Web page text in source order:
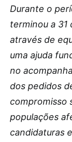
Durante o
terminou a 31
através de
uma ajuda
no
dos pedidos
compromisso
populações
candidaturas